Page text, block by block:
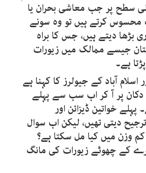
سطح پر جب معاشی بحران یا
کرتے ہیں تو وہ سونے
بڑھا دیتے ہیں، جس کا براہ
جیسے ممالک میں زیورات
ہے۔
اسلام آباد کے جیولرز کا کہنا ہے
دکان پر آ کر اب سب سے پہلے
پہلے خواتین ڈیزائن اور
دیتی تھیں، لیکن اب سوال
وزن میں کیا مل سکتا ہے؟
کے چھوٹے زیورات کی مانگ